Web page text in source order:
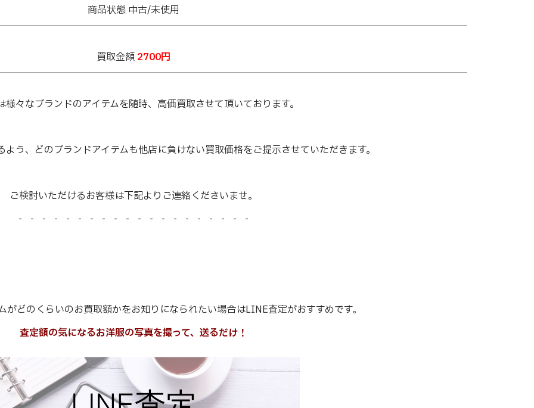
商品状態 中古/未使用
買取金額 2700円
様々なブランドのアイテムを随時、高価買取させて頂いております。
う、どのブランドアイテムも他店に負けない買取価格をご提示させていただきます。
ご検討いただけるお客様は下記よりご連絡くださいませ。
- - - - - - - - - - - - - - - - - - - -
がどのくらいのお買取額かをお知りになられたい場合はLINE査定がおすすめです。
査定額の気になるお洋服の写真を撮って、送るだけ！